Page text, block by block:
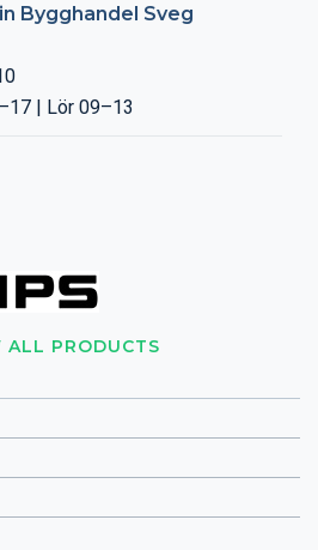
ALL PRODUCTS
Bygghandel Sveg
| Lör 09–13